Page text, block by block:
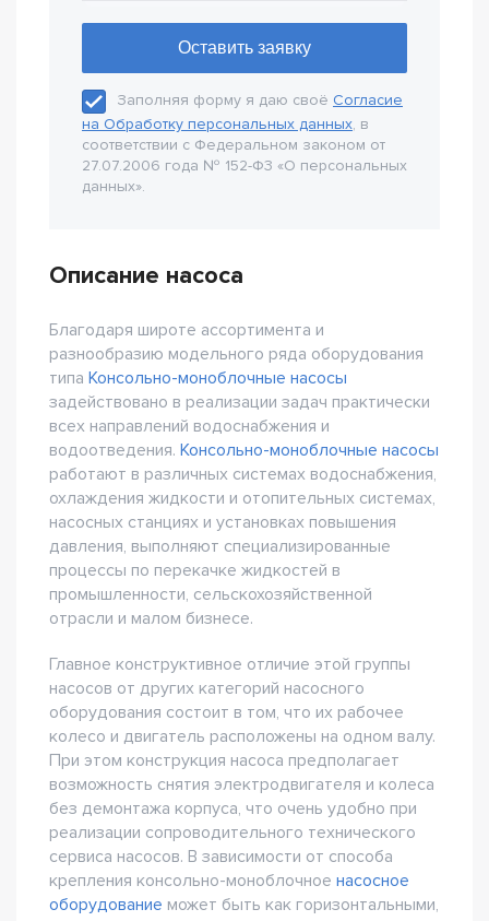
Заполняя форму я даю своё Согласие
на Обработку персональных данных, в
соответствии с Федеральном законом от
27.07.2006 года № 152-Ф3 «О персональных
данных».
Описание насоса
Благодаря широте ассортимента и
разнообразию модельного ряда оборудования
типа Консольно-моноблочные насосы
задействовано в реализации задач практически
всех направлений водоснабжения и
водоотведения. Консольно-моноблочные насосы
работают в различных системах водоснабжения,
охлаждения жидкости и отопительных системах,
насосных станциях и установках повышения
давления, выполняют специализированные
процессы по перекачке жидкостей в
промышленности, сельскохозяйственной
отрасли и малом бизнесе.
Главное конструктивное отличие этой группы
насосов от других категорий насосного
оборудования состоит в том, что их рабочее
колесо и двигатель расположены на одном валу.
При этом конструкция насоса предполагает
возможность снятия электродвигателя и колеса
без демонтажа корпуса, что очень удобно при
реализации сопроводительного технического
сервиса насосов. В зависимости от способа
крепления консольно-моноблочное насосное
оборудование может быть как горизонтальными,